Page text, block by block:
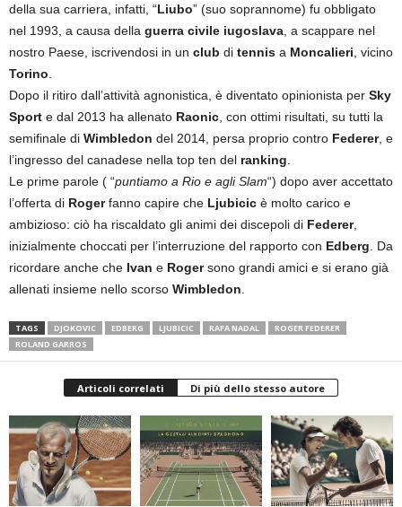
della sua carriera, infatti, “Liubo” (suo soprannome) fu obbligato
nel 1993, a causa della guerra civile iugoslava , a scappare nel
nostro Paese, iscrivendosi in un club di tennis a Moncalieri , vicino
Torino
Dopo il ritiro dall’attività agnonistica, è diventato opinionista per Sky
Sport e dal 2013 ha allenato Raonic , con ottimi risultati, su tutti la
semifinale di Wimbledon del 2014, persa proprio contro Federer, e
l’ingresso del canadese nella top ten del ranking
Le prime parole ( “puntiamo a Rio e agli Slam“) dopo aver accettato
l’offerta di Rogerfanno capire che Ljubicic è molto carico e
ambizioso: ciò ha riscaldato gli animi dei discepoli di Federer,
inizialmente choccati per l’interruzione del rapporto con Edberg . Da
ricordare anche che Ivan e Rogersono grandi amici e si erano già
allenati insieme nello scorso Wimbledon
TAGS DJOKOVIC EDBERG LJUBICIC RAFA NADAL
ROGER FEDERER
ROLAND GARROS
Articoli correlati Di più dello stesso autore